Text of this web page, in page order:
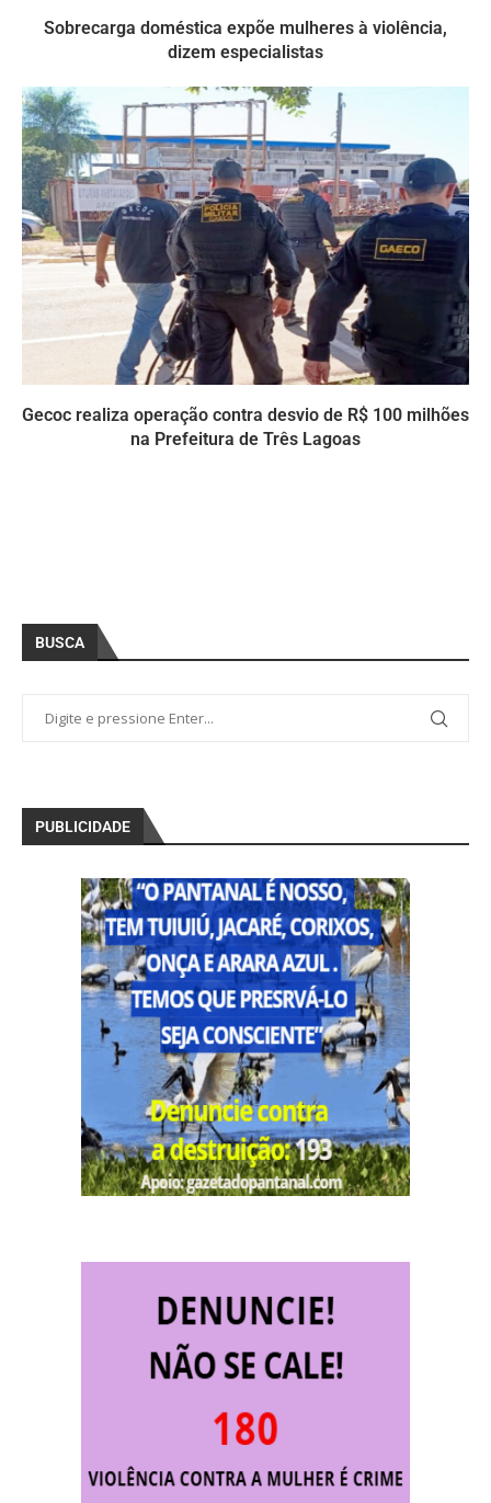
Sobrecarga doméstica expõe mulheres à violência,
dizem especialistas
Gecoc realiza operação contra desvio de R$ 100 milhões
na Prefeitura de Três Lagoas
BUSCA
PUBLICIDADE